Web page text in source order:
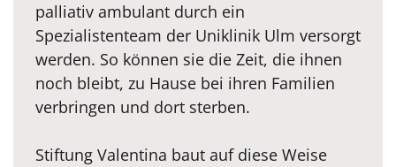
palliativ ambulant durch ein
Spezialistenteam der Uniklinik Ulm versorgt
werden. So können sie die Zeit, die ihnen
noch bleibt, zu Hause bei ihren Familien
verbringen und dort sterben.
Stiftung Valentina baut auf diese Weise